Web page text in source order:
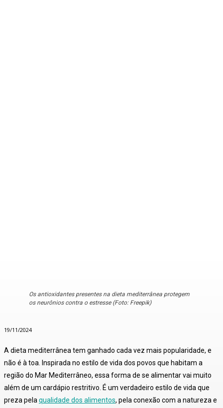
Os antioxidantes presentes na dieta mediterrânea protegem
os neurônios contra o estresse (Foto: Freepik)
19/11/2024
A dieta mediterrânea tem ganhado cada vez mais popularidade, e
não é à toa. Inspirada no estilo de vida dos povos que habitam a
região do Mar Mediterrâneo, essa forma de se alimentar vai muito
além de um cardápio restritivo. É um verdadeiro estilo de vida que
preza pela qualidade dos alimentos, pela conexão com a natureza e